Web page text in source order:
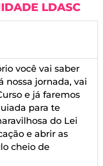
LDASC
você vai saber
nossa jornada, vai
e já faremos
para te
do Lei
e abrir as
cheio de